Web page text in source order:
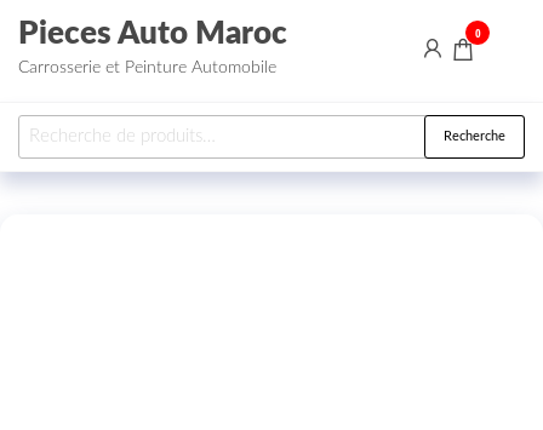
Aller au contenu
Pieces Auto Maroc
Carrosserie et Peinture Automobile
0
Recherche pour : Recherche